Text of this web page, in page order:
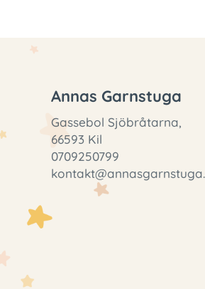
Annas Garnstuga
Gassebol Sjöbråtarna,
66593 Kil
0709250799